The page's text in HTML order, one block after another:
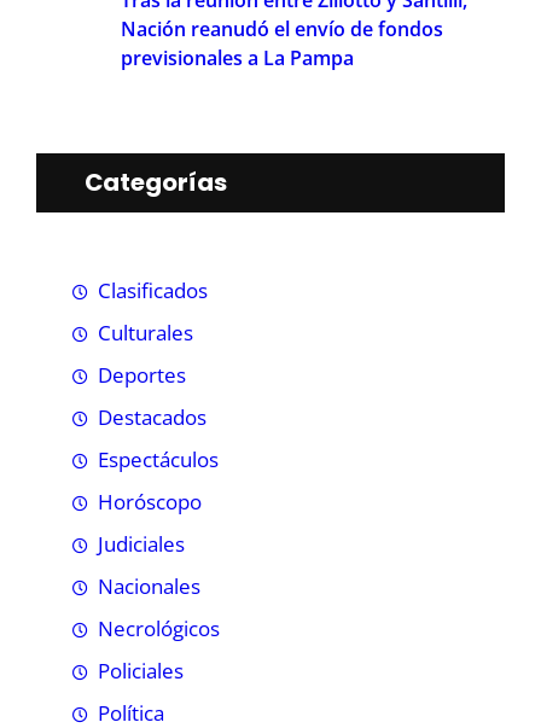
Nación reanudó el envío de fondos
previsionales a La Pampa
Categorías
Clasificados
Culturales
Deportes
Destacados
Espectáculos
Horóscopo
Judiciales
Nacionales
Necrológicos
Policiales
Política